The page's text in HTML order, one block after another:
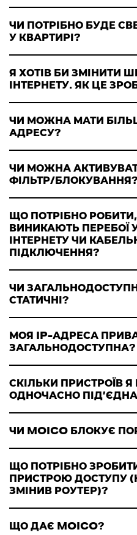
ЧИ ПОТРІБНО БУДЕ
У КВАРТИРІ?
Я ХОТІВ БИ ЗМІНИТИ
ІНТЕРНЕТУ. ЯК ЦЕ
ЧИ МОЖНА МАТИ
АДРЕСУ?
ЧИ МОЖНА
ФІЛЬТР/БЛОКУВАННЯ?
ЩО ПОТРІБНО
ВИНИКАЮТЬ ПЕРЕБОЇ
ІНТЕРНЕТУ ЧИ
ПІДКЛЮЧЕННЯ?
ЧИ
СТАТИЧНІ?
МОЯ IP-АДРЕСА
ЗАГАЛЬНОДОСТУПНА?
СКІЛЬКИ ПРИСТРОЇВ
ОДНОЧАСНО
ЧИ MOICO БЛОКУЄ
ЩО ПОТРІБНО
ПРИСТРОЮ ДОСТУПУ
ЗМІНИВ РОУТЕР)?
ЩО ДАЄ MOICO?